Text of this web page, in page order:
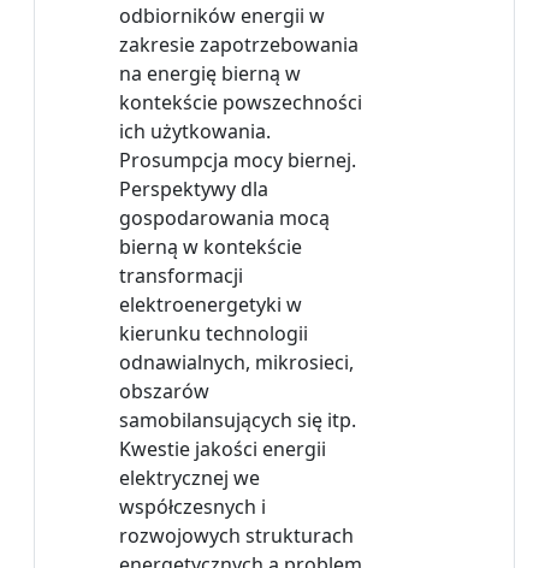
odbiorników energii w
zakresie zapotrzebowania
na energię bierną w
kontekście powszechności
ich użytkowania.
Prosumpcja mocy biernej.
Perspektywy dla
gospodarowania mocą
bierną w kontekście
transformacji
elektroenergetyki w
kierunku technologii
odnawialnych, mikrosieci,
obszarów
samobilansujących się itp.
Kwestie jakości energii
elektrycznej we
współczesnych i
rozwojowych strukturach